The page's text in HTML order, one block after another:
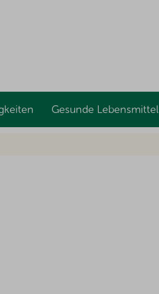
Gesunde Lebensmittel